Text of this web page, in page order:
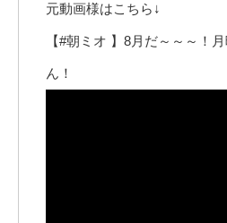
元動画様はこちら↓
【#朝ミオ 】8月だ～～～！
ん！